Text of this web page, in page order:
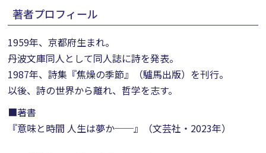
著者プロフィール
1959年、京都府生まれ。
丹波文庫同人として同人誌に詩を発表。
1987年、詩集『焦燥の季節』（驢馬出版）を刊行。
以後、詩の世界から離れ、哲学を志す。
■著書
『意味と時間 人生は夢か──』（文芸社・2023年）